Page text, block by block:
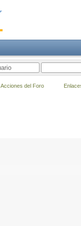
Acciones del Foro